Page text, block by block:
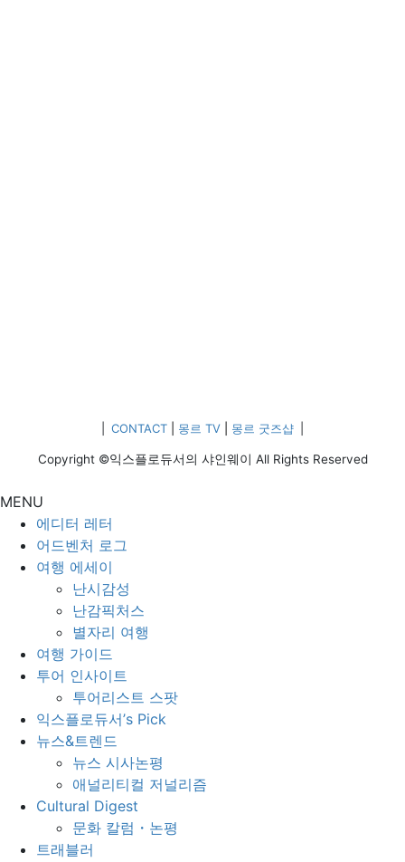
CONTACT 몽르 TV 몽르 굿즈샵
Copyright ©익스플로듀서의 샤인웨이 All Rights Reserved
MENU
에디터 레터
어드벤처 로그
여행 에세이
난시감성
난감픽처스
별자리 여행
여행 가이드
투어 인사이트
투어리스트 스팟
익스플로듀서’s Pick
뉴스&트렌드
뉴스 시사논평
애널리티컬 저널리즘
Cultural Digest
문화 칼럼・논평
트래블러